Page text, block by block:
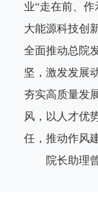
业“走在前、作
大能源科技创
全面推动总院
坚，激发发展
夯实高质量发
风，以人才优
任，推动作风
院长助理曾